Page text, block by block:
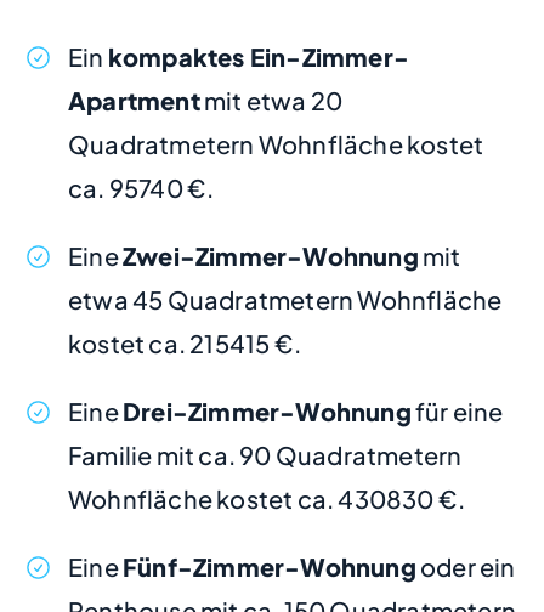
Ein kompaktes Ein-Zimmer-
Apartmentmit etwa 20
Quadratmetern Wohnfläche kostet
ca. 95740 €.
EineZwei-Zimmer-Wohnung mit
etwa 45 Quadratmetern Wohnfläche
kostet ca. 215415 €.
EineDrei-Zimmer-Wohnungfür eine
Familie mit ca. 90 Quadratmetern
Wohnfläche kostet ca. 430830 €.
EineFünf-Zimmer-Wohnung oder ein